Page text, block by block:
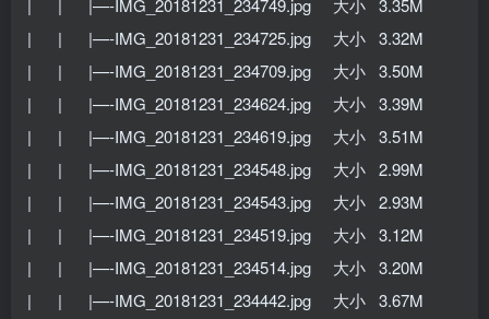
| | |—-IMG_20181231_234749.jpg 大小 3.35M
| | |—-IMG_20181231_234725.jpg 大小 3.32M
| | |—-IMG_20181231_234709.jpg 大小 3.50M
| | |—-IMG_20181231_234624.jpg 大小 3.39M
| | |—-IMG_20181231_234619.jpg 大小 3.51M
| | |—-IMG_20181231_234548.jpg 大小 2.99M
| | |—-IMG_20181231_234543.jpg 大小 2.93M
| | |—-IMG_20181231_234519.jpg 大小 3.12M
| | |—-IMG_20181231_234514.jpg 大小 3.20M
| | |—-IMG_20181231_234442.jpg 大小 3.67M